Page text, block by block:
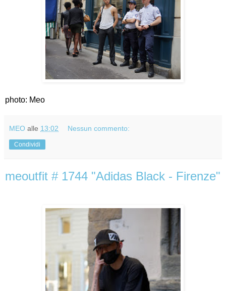
photo: Meo
MEO alle 13:02 Nessun commento:
Condividi
meoutfit # 1744 "Adidas Black - Firenze"